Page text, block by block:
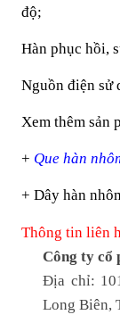
độ;
Hàn phục hồi,
Nguồn điện sử
Xem thêm sản
+ Que hàn
+ Dây hàn
Thông tin liên
Công ty cổ
Địa chỉ:
Long Biên,